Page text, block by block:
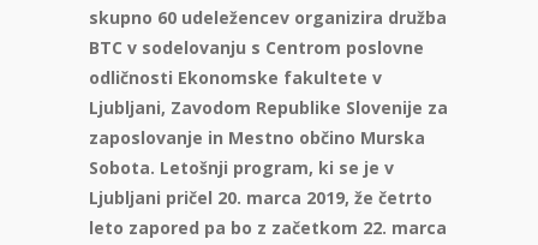
skupno 60 udeležencev organizira družba
BTC v sodelovanju s Centrom poslovne
odličnosti Ekonomske fakultete v
Ljubljani, Zavodom Republike Slovenije za
zaposlovanje in Mestno občino Murska
Sobota. Letošnji program, ki se je v
Ljubljani pričel 20. marca 2019, že četrto
leto zapored pa bo z začetkom 22. marca